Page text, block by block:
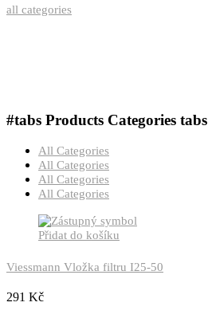
all categories
#tabs Products Categories tabs
All Categories
All Categories
All Categories
All Categories
Přidat do košíku
Viessmann Vložka filtru I25-50
291 Kč